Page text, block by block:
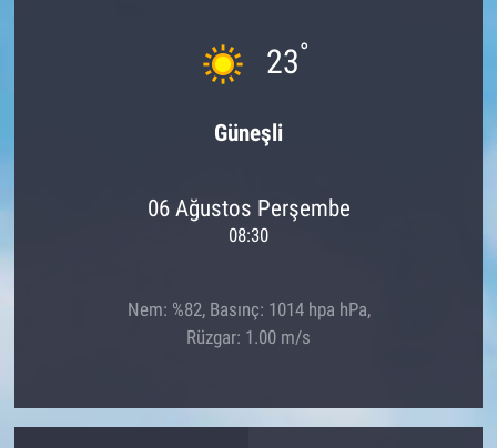
23°
Güneşli
06 Ağustos Perşembe
08:30
Nem: %82, Basınç: 1014 hpa hPa,
Rüzgar: 1.00 m/s